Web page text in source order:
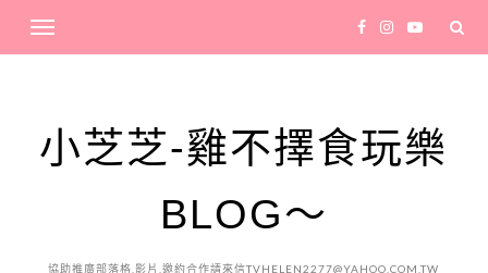
小芝芝-雞不擇食玩樂
BLOG～
協助推廣部落格.影片.邀約合作請來信TVHELEN2277@YAHOO.COM.TW